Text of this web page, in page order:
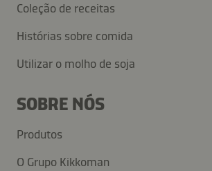
Coleção de receitas
Histórias sobre comida
Utilizar o molho de soja
SOBRE NÓS
Produtos
O Grupo Kikkoman